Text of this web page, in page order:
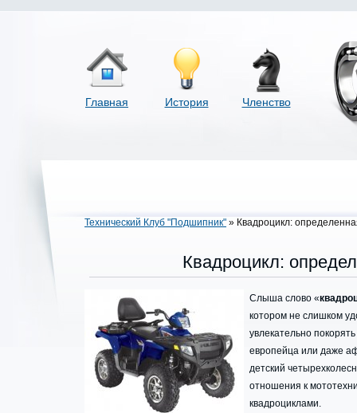
Главная История Членство
Технический Клуб "Подшипник" » Квадроцикл:
Квадроцикл:
Слыша слово «
котором не слишком
увлекательно
европейца или даже
детский
отношения к
квадроциклами.